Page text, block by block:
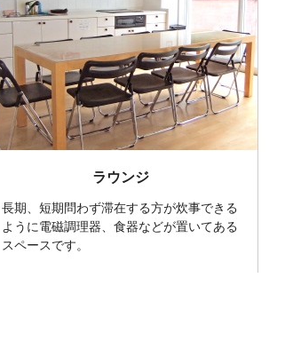
ラウンジ
長期、短期問わず滞在する方が炊事できる
ように電磁調理器、食器などが置いてある
スペースです。